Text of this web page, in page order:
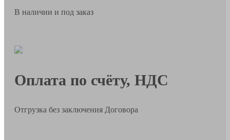
В наличии и под заказ
Оплата по счёту, НДС
Отгрузка без заключения Договора